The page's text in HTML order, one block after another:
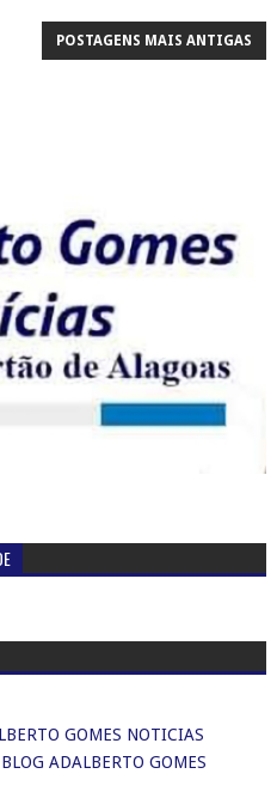
POSTAGENS MAIS ANTIGAS
GOMES NOTICIAS
ADALBERTO GOMES